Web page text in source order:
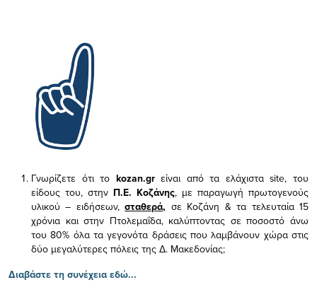
Γνωρίζετε ότι το kozan.gr είναι από τα ελάχισταsite, του
είδους του, στην Π.Ε. Κοζάνης, με παραγωγή πρωτογενούς
υλικού – ειδήσεων,σταθερά, σε Κοζάνη & τα τελευταία 15
χρόνια και στην Πτολεμαΐδα, καλύπτοντας σε ποσοστό άνω
του 80% όλα τα γεγονότα δράσεις που λαμβάνουν χώρα στις
δύο μεγαλύτερες πόλεις της Δ. Μακεδονίας;
Διαβάστε τη συνέχεια εδώ...